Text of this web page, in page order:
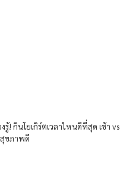
รู้! กินโยเกิร์ตเวลาไหนดีที่สุด เช้า vs
ขภาพดี